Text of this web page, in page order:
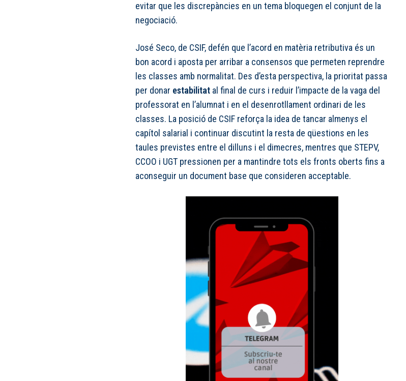
evitar que les discrepàncies en un tema bloquegen el conjunt de la
negociació.
José Seco, de CSIF, defén que l’acord en matèria retributiva és un
bon acord i aposta per arribar a consensos que permeten reprendre
les classes amb normalitat. Des d’esta perspectiva, la prioritat passa
per donar estabilitat al final de curs i reduir l’impacte de la vaga del
professorat en l’alumnat i en el desenrotllament ordinari de les
classes. La posició de CSIF reforça la idea de tancar almenys el
capítol salarial i continuar discutint la resta de qüestions en les
taules previstes entre el dilluns i el dimecres, mentres que STEPV,
CCOO i UGT pressionen per a mantindre tots els fronts oberts fins a
aconseguir un document base que consideren acceptable.